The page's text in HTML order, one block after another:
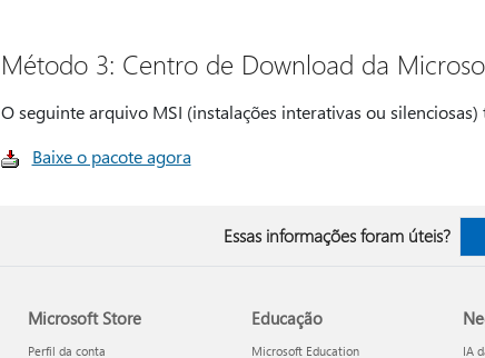
Método 3: Centro de Download da
O seguinte arquivo MSI (instalações interativas ou
Baixe o pacote agora
Essas informações foram úteis?
Microsoft Store
Perfil da conta
Educação
Microsoft Education IA